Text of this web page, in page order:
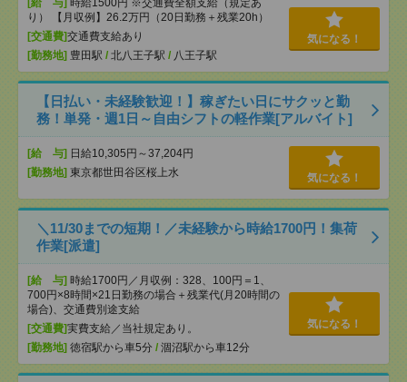
[給 与] 時給1500円 ※交通費全額支給（規定あ
り） 【月収例】26.2万円（20日勤務＋残業20h）
[交通費]交通費支給あり
[勤務地] 豊田駅 / 北八王子駅 / 八王子駅
気になる！
【日払い・未経験歓迎！】稼ぎたい日にサクッと勤
務！単発・週1日～自由シフトの軽作業[アルバイト]
[給 与] 日給10,305円～37,204円
[勤務地] 東京都世田谷区桜上水 気になる！
＼11/30までの短期！／未経験から時給1700円！集荷
作業[派遣]
[給 与] 時給1700円／月収例：328、100円＝1、
700円×8時間×21日勤務の場合＋残業代(月20時間の
場合)、交通費別途支給
[交通費]実費支給／当社規定あり。
[勤務地] 徳宿駅から車5分 / 涸沼駅から車12分
気になる！